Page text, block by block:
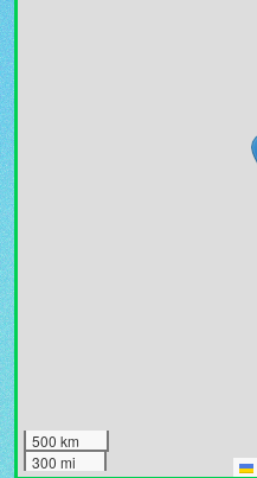
500 km
300 mi